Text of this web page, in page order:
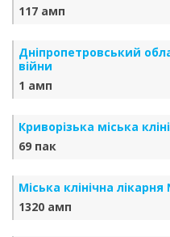
117 амп
Дніпропетровський
війни
1 амп
Криворізька міська
69 пак
Міська клінічна
1320 амп